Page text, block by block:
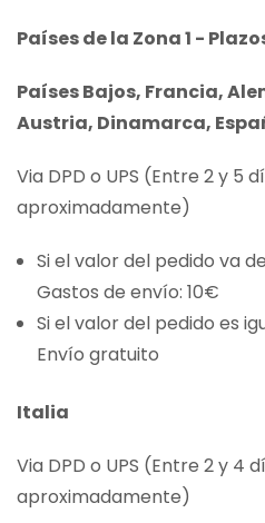
Países de la Zona 1 -
Países Bajos, Francia,
Austria, Dinamarca,
Via DPD o UPS (Entre 2 y 5
aproximadamente)
Si el valor del pedido va
Gastos de envío: 10€
Si el valor del pedido es
Envío gratuito
Italia
Via DPD o UPS (Entre 2 y 4
aproximadamente)